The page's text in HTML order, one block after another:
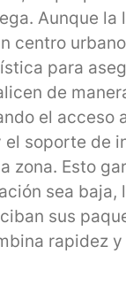
Aunque la
centro
para
de
el acceso
el soporte de
zona. Esto
sea baja,
sus
rapidez